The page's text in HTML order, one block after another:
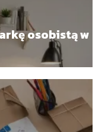
osobistą w